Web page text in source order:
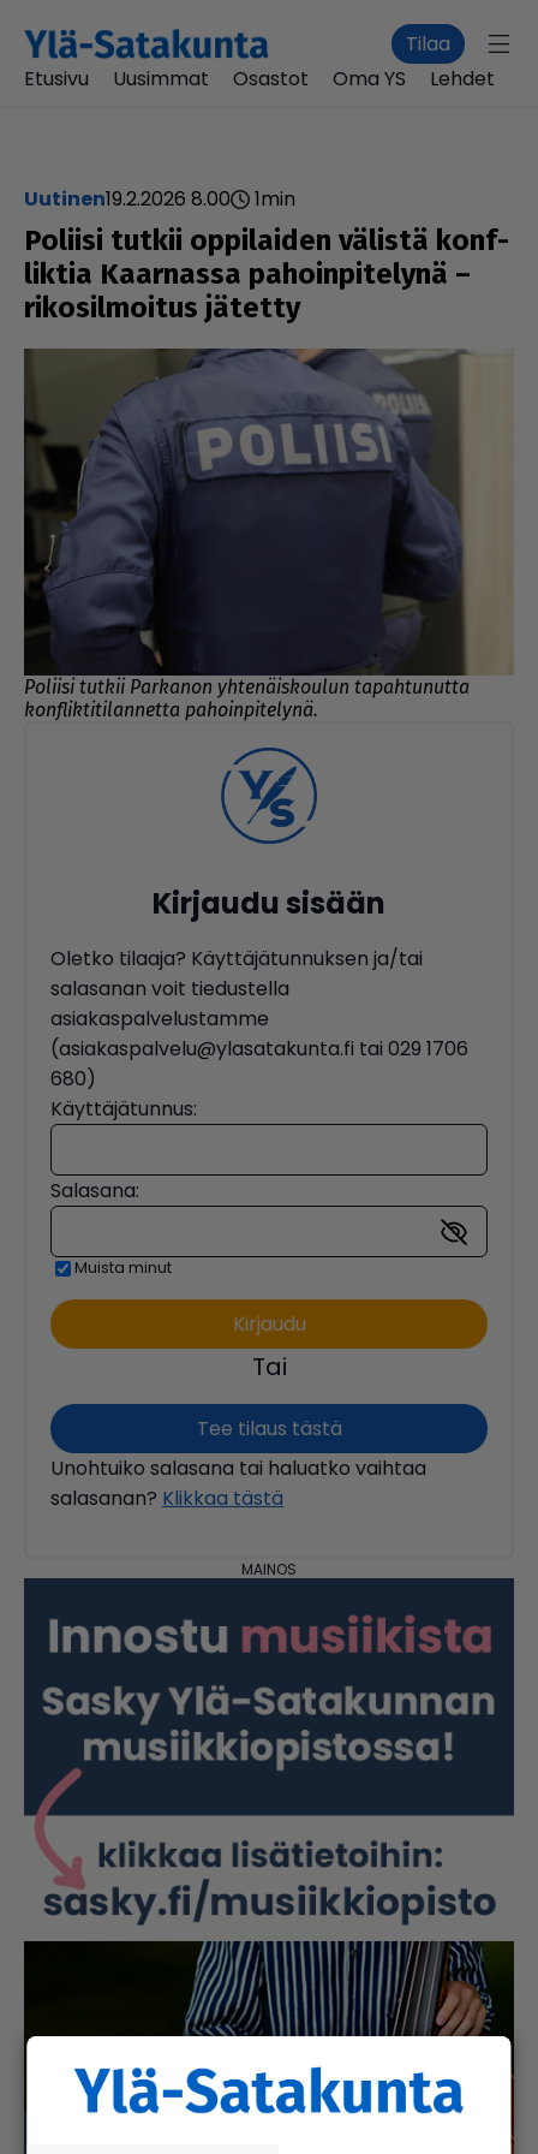
Tilaa
Etusivu
Uusimmat Osastot Oma YS Lehdet
uutinen19.2.2026 8.00 1min
Poliisi tutkii oppi­lai­den välistä konf­
lik­tia Kaarnassa pahoin­pi­te­lynä –
riko­sil­moi­tus jätetty
Poliisi tutkii Parkanon yhtenäiskoulun tapahtunutta
konfliktitilannetta pahoinpitelynä.
Kirjaudu sisään
Oletko tilaaja? Käyttäjätunnuksen ja/tai
salasanan voit tiedustella
asiakaspalvelustamme
(asiakaspalvelu@ylasatakunta.fi tai 029 1706
680)
Käyttäjätunnus:
Salasana:
Muista minut
Tai
Tee tilaus tästä
Unohtuiko salasana tai haluatko vaihtaa
salasanan? Klikkaa tästä